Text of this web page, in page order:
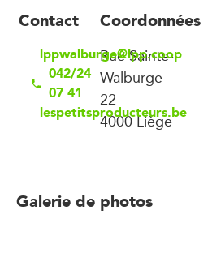
Contact
lppwalburge@lpp.coop
042/24
07 41
lespetitsproducteurs.be
Coordonnées
Rue Sainte-
Walburge
22
4000 Liège
Galerie de photos